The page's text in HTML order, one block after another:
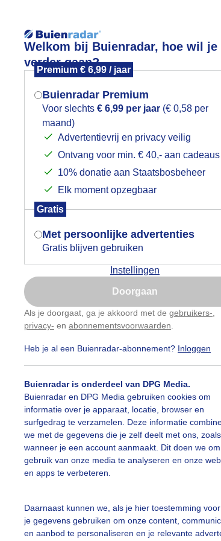
Welkom bij Buienradar, hoe wil je
verder gaan?
Premium € 6,99 / jaar
Buienradar Premium
Voor slechts € 6,99 per jaar (€ 0,58 per
maand)
Advertentievrij en privacy veilig
Ontvang voor min. € 40,- aan cadeaus
10% donatie aan Staatsbosbeheer
Elk moment opzegbaar
Gratis
Met persoonlijke advertenties
Gratis blijven gebruiken
Instellingen
Doorgaan
Als je doorgaat, ga je akkoord met de gebruikers-
privacy- en abonnementsvoorwaarden
Heb je al een Buienradar-abonnement? Inloggen
Buienradar is onderdeel van DPG Media.
Buienradar en DPG Media gebruiken cookies om
informatie over je apparaat, locatie, browser en
surfgedrag te verzamelen. Deze informatie
we met de gegevens die je zelf deelt met ons, zoals
wanneer je een account aanmaakt. Dit doen we
gebruik van onze media te analyseren en onze
en apps te verbeteren.
Daarnaast kunnen we, als je hier toestemming
je gegevens gebruiken om onze content,
en aanbod te personaliseren en je relevante
Lees meer.
Foto en video Weerzine
Zoeken in foto & video:
slideshow
#bewolking
#boten #camping #coderoze
#maan #mensen #mist
#opklaringen
#regenwolken #schilders
#terras #verkoeling
vragen
Mijn weer
De Bilt
Mogen we je locatie gebruiken
het weer?
Indien je hier nog geen akkoord op hebt
gegeven, verschijnt er zo een pop-up
je browser waarin deze toestemming
gevraagd wordt.
Is goed, toon de popup
Nu niet, misschien later
Gebruik je Safari en wil je niet elke dag deze
Klikhierom dit aan te passen